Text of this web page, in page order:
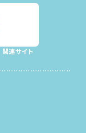
関連サイト